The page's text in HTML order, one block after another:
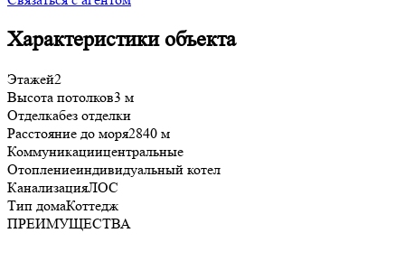
Характеристики объекта
Этажей2
Высота потолков3 м
Отделкабез отделки
Расстояние до моря2840 м
Коммуникациицентральные
Отоплениеиндивидуальный котел
КанализацияЛОС
Тип домаКоттедж
ПРЕИМУЩЕСТВА